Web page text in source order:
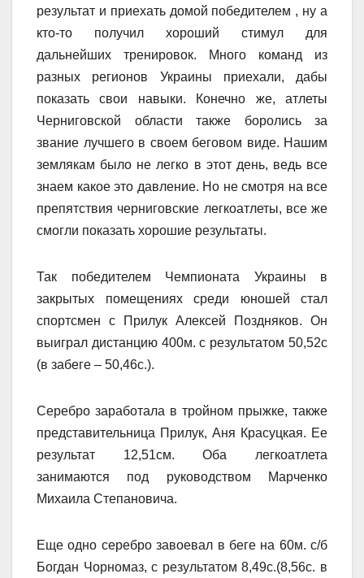
результат и приехать домой победителем , ну а
кто-то получил хороший стимул для
дальнейших тренировок. Много команд из
разных регионов Украины приехали, дабы
показать свои навыки. Конечно же, атлеты
Черниговской области также боролись за
звание лучшего в своем беговом виде. Нашим
землякам было не легко в этот день, ведь все
знаем какое это давление. Но не смотря на все
препятствия черниговские легкоатлеты, все же
смогли показать хорошие результаты.
Так победителем Чемпионата Украины в
закрытых помещениях среди юношей стал
спортсмен с Прилук Алексей Поздняков. Он
выиграл дистанцию 400м. с результатом 50,52с
(в забеге – 50,46с.).
Серебро заработала в тройном прыжке, также
представительница Прилук, Аня Красуцкая. Ее
результат 12,51см. Оба легкоатлета
занимаются под руководством Марченко
Михаила Степановича.
Еще одно серебро завоевал в беге на 60м. с/б
Богдан Чорномаз, с результатом 8,49с.(8,56с. в